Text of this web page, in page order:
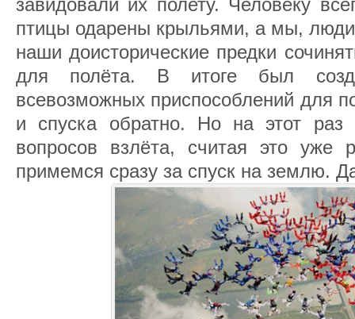
завидовали их полету. Человеку
птицы одарены крыльями, а мы,
наши доисторические предки
для полёта. В итоге был
всевозможных приспособлений для
и спуска обратно. Но на этот
вопpосов взлёта, считая это уже
примемся сразу за спуск на землю.